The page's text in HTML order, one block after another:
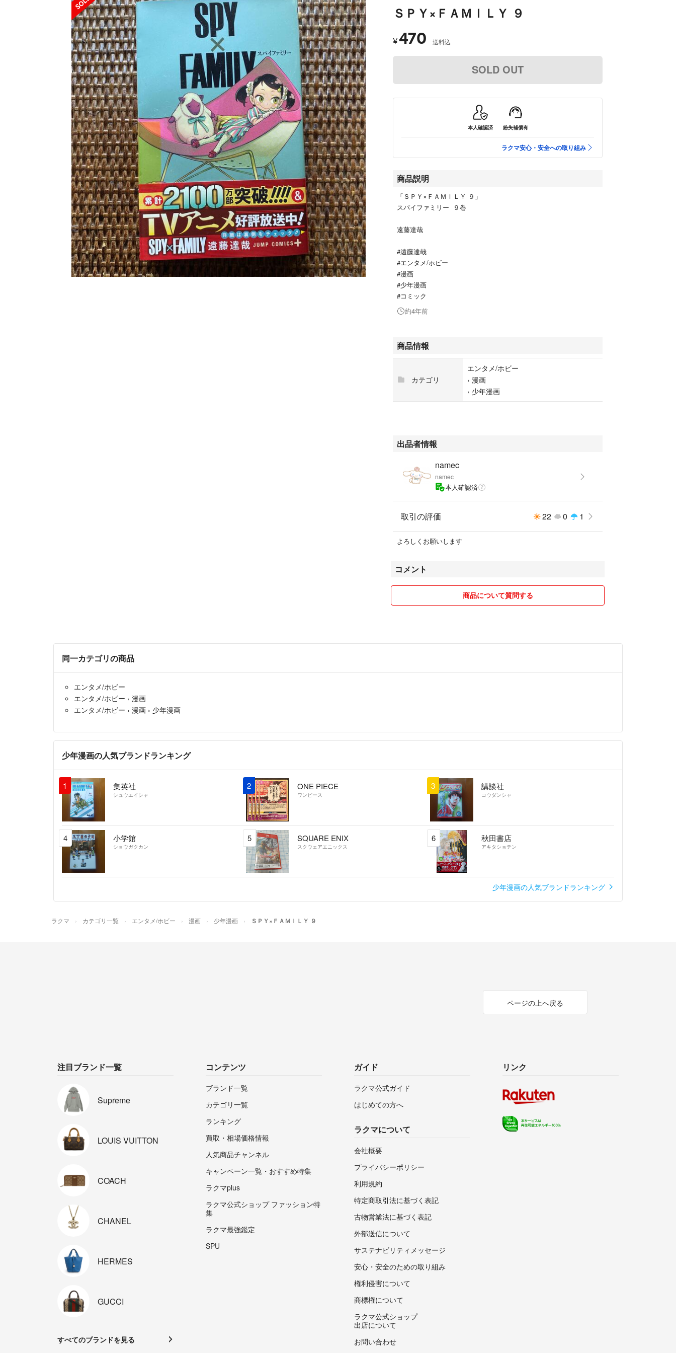
ＳＰＹ×ＦＡＭＩＬＹ ９
¥470 送料込
SOLD OUT
本人確認済 紛失補償有
ラクマ安心・安全への取り組み
商品説明
「ＳＰＹ×ＦＡＭＩＬＹ ９」
スパイファミリー ９巻
遠藤達哉
#遠藤達哉
#エンタメ/ホビー
#漫画
#少年漫画
#コミック
約4年前
商品情報
カテゴリ
エンタメ/ホビー
› 漫画
› 少年漫画
出品者情報
namec
namec
本人確認済
取引の評価 22 0 1
よろしくお願いします
コメント
商品について質問する
同一カテゴリの商品
エンタメ/ホビー
エンタメ/ホビー › 漫画
エンタメ/ホビー › 漫画 › 少年漫画
少年漫画の人気ブランドランキング
1 集英社
シュウエイシャ
2 ONE PIECE
ワンピース
3 講談社
コウダンシャ
4 小学館
ショウガクカン
5 SQUARE ENIX
スクウェアエニックス
6 秋田書店
アキタショテン
少年漫画の人気ブランドランキング
ラクマ カテゴリ一覧 エンタメ/ホビー 漫画 少年漫画 ＳＰＹ×ＦＡＭＩＬＹ ９
ページの上へ戻る
注目ブランド一覧
Supreme
LOUIS VUITTON
COACH
CHANEL
HERMES
GUCCI
すべてのブランドを見る
コンテンツ
ブランド一覧
カテゴリ一覧
ランキング
買取・相場価格情報
人気商品チャンネル
キャンペーン一覧・おすすめ特集
ラクマplus
ラクマ公式ショップ ファッション特
集
ラクマ最強鑑定
SPU
ガイド
ラクマ公式ガイド
はじめての方へ
ラクマについて
会社概要
プライバシーポリシー
利用規約
特定商取引法に基づく表記
古物営業法に基づく表記
外部送信について
サステナビリティメッセージ
安心・安全のための取り組み
権利侵害について
商標権について
ラクマ公式ショップ
出店について
お問い合わせ
リンク